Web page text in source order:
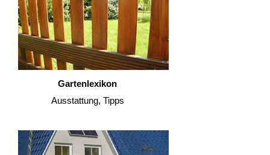
Gartenlexikon
Ausstattung, Tipps